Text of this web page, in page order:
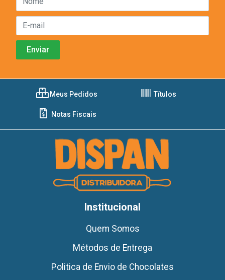
Meus Pedidos Títulos
Notas Fiscais
Institucional
Quem Somos
Métodos de Entrega
Politica de Envio de Chocolates